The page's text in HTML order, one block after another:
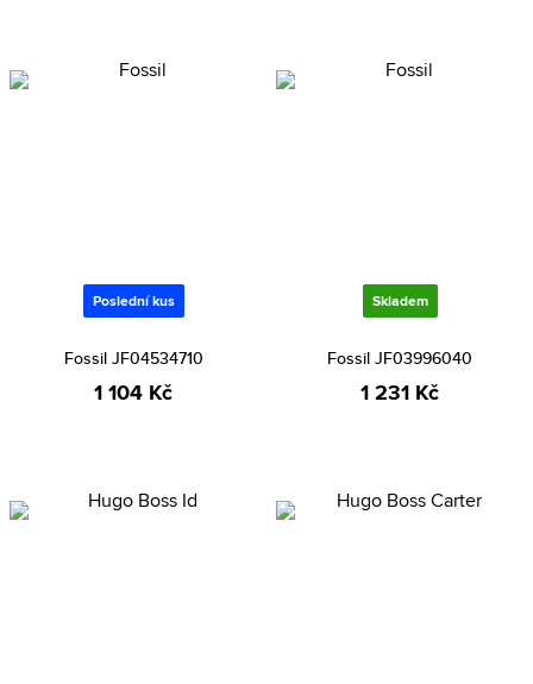
Poslední kus
Fossil JF04534710
1 104 Kč
Skladem
Fossil JF03996040
1 231 Kč